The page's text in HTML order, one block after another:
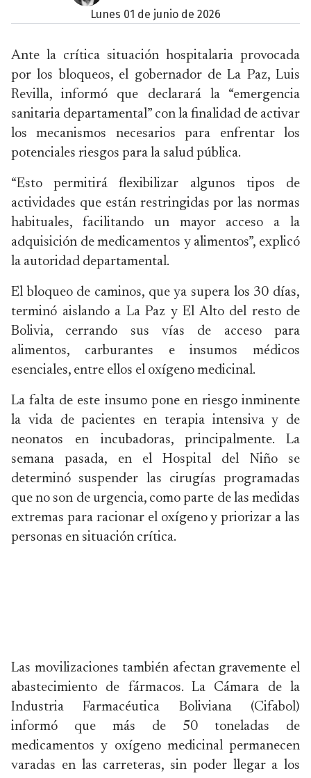
lunes 01 de junio de 2026
Ante la crítica situación hospitalaria provocada
por los bloqueos, el gobernador de La Paz, Luis
Revilla, informó que declarará la “emergencia
sanitaria departamental” con la finalidad de activar
los mecanismos necesarios para enfrentar los
potenciales riesgos para la salud pública.
“Esto permitirá flexibilizar algunos tipos de
actividades que están restringidas por las normas
habituales, facilitando un mayor acceso a la
adquisición de medicamentos y alimentos”, explicó
la autoridad departamental.
El bloqueo de caminos, que ya supera los 30 días,
terminó aislando a La Paz y El Alto del resto de
Bolivia, cerrando sus vías de acceso para
alimentos, carburantes e insumos médicos
esenciales, entre ellos el oxígeno medicinal.
La falta de este insumo pone en riesgo inminente
la vida de pacientes en terapia intensiva y de
neonatos en incubadoras, principalmente. La
semana pasada, en el Hospital del Niño se
determinó suspender las cirugías programadas
que no son de urgencia, como parte de las medidas
extremas para racionar el oxígeno y priorizar a las
personas en situación crítica.
Las movilizaciones también afectan gravemente el
abastecimiento de fármacos. La Cámara de la
Industria Farmacéutica Boliviana (Cifabol)
informó que más de 50 toneladas de
medicamentos y oxígeno medicinal permanecen
varadas en las carreteras, sin poder llegar a los